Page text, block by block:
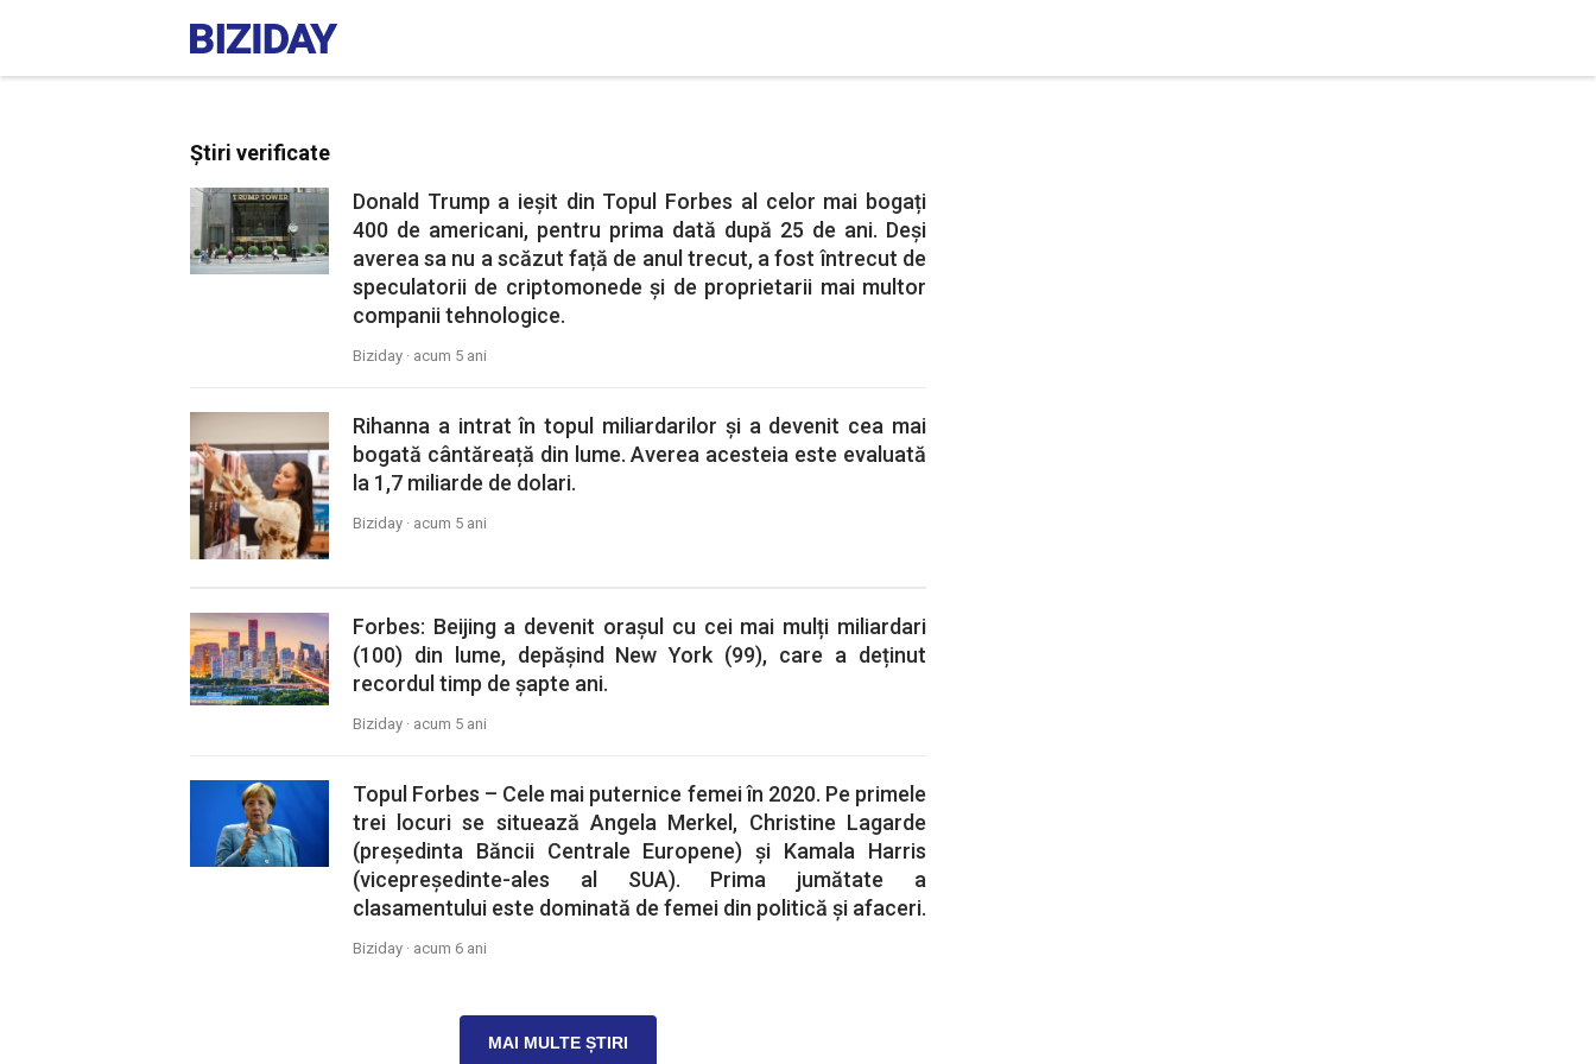
Știri verificate
Donald Trump a ieșit din Topul Forbes al celor mai bogați
400 de americani, pentru prima dată după 25 de ani. Deși
averea sa nu a scăzut față de anul trecut, a fost întrecut de
speculatorii de criptomonede și de proprietarii mai multor
companii tehnologice.
Biziday · acum 5 ani
Rihanna a intrat în topul miliardarilor și a devenit cea mai
bogată cântăreață din lume. Averea acesteia este evaluată
la 1,7 miliarde de dolari.
Biziday · acum 5 ani
Forbes: Beijing a devenit orașul cu cei mai mulți miliardari
(100) din lume, depășind New York (99), care a deținut
recordul timp de șapte ani.
Biziday · acum 5 ani
Topul Forbes – Cele mai puternice femei în 2020. Pe primele
trei locuri se situează Angela Merkel, Christine Lagarde
(președinta Băncii Centrale Europene) și Kamala Harris
(vicepreședinte-ales al SUA). Prima jumătate a
clasamentului este dominată de femei din politică și afaceri.
Biziday · acum 6 ani
MAI MULTE ȘTIRI